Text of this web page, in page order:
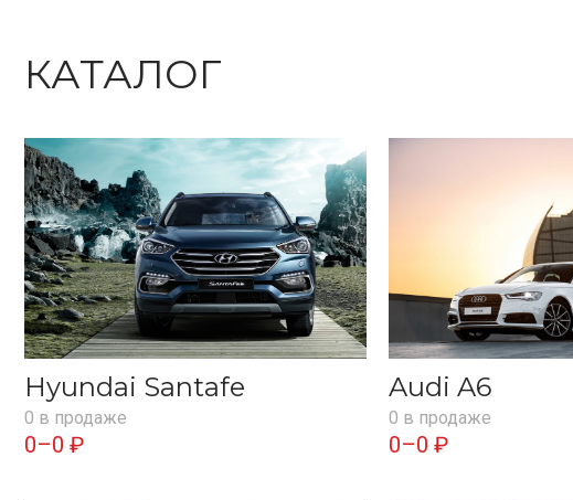
КАТАЛОГ
Hyundai Santafe
0 в продаже
0–0 ₽
Audi A6
0 в продаже
0–0 ₽